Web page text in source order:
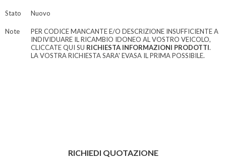
Stato Nuovo
Note
PER CODICE MANCANTE E/O DESCRIZIONE INSUFFICIENTE A
INDIVIDUARE IL RICAMBIO IDONEO AL VOSTRO VEICOLO,
CLICCATE QUI SU RICHIESTA INFORMAZIONI PRODOTTI.
LA VOSTRA RICHIESTA SARA' EVASA IL PRIMA POSSIBILE.
RICHIEDI QUOTAZIONE